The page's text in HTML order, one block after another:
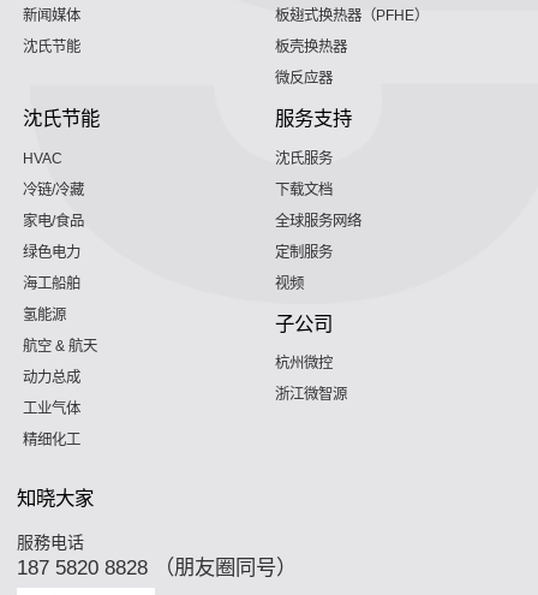
新闻媒体
沈氏节能
板翅式换热器（PFHE）
板壳换热器
微反应器
沈氏节能
HVAC
冷链/冷藏
家电/食品
绿色电力
海工船舶
氢能源
航空 & 航天
动力总成
工业气体
精细化工
服务支持
沈氏服务
下载文档
全球服务网络
定制服务
视频
子公司
杭州微控
浙江微智源
知晓大家
服務电话
187 5820 8828 （朋友圈同号）